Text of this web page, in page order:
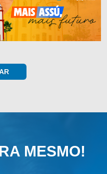
MESMO!